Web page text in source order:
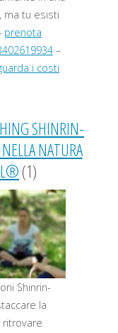
ma tu esisti
prenota
–
i costi
SHINRIN-
NATURA
(1)
Shinrin-
la